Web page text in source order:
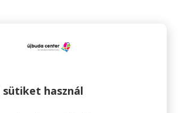
sütiket használ